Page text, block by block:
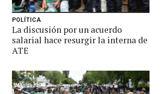
POLÍTICA
La discusión por un acuerdo
salarial hace resurgir la interna de
ATE